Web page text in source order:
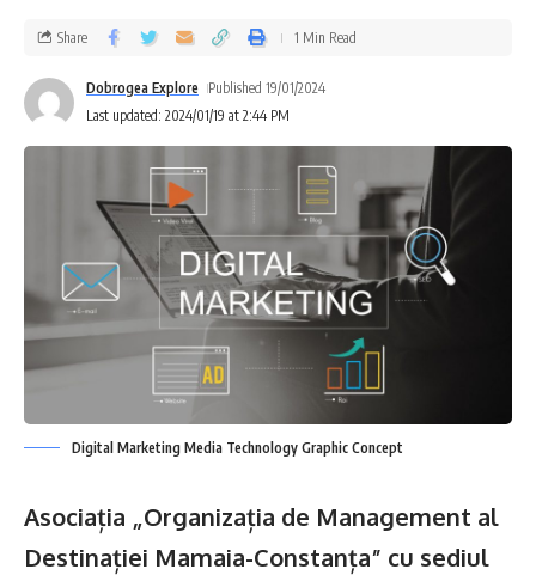
Last updated: 2024/01/19 at 2:44 PM
Dobrogea Explore Published 19/01/2024
Share 1 Min Read
Digital Marketing Media Technology Graphic Concept
Asociația „Organizația de Management al
Destinației Mamaia-Constanța” cu sediul